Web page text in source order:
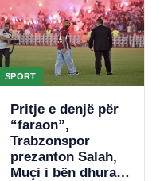
SPORT
Pritje e denjë për
“faraon”,
Trabzonspor
prezanton Salah,
Muçi i bën dhuratë